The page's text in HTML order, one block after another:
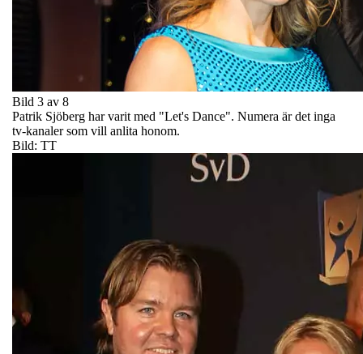
Bild 3 av 8
Patrik Sjöberg har varit med "Let's Dance". Numera är det inga
tv-kanaler som vill anlita honom.
Bild: TT